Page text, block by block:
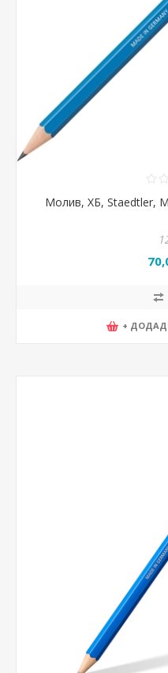
Молив, ХБ, Staedtler,
+